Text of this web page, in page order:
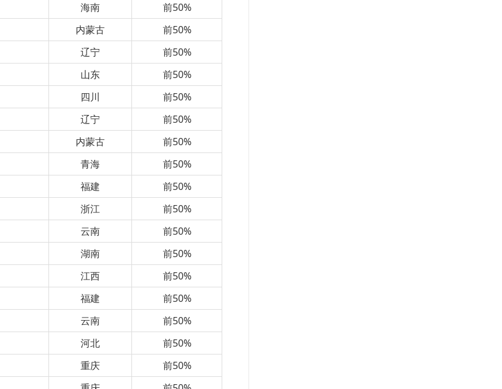
海南
前50%
内蒙古
前50%
辽宁
前50%
山东
前50%
四川
前50%
辽宁
前50%
内蒙古
前50%
青海
前50%
福建
前50%
浙江
前50%
云南
前50%
湖南
前50%
江西
前50%
福建
前50%
云南
前50%
河北
前50%
重庆
前50%